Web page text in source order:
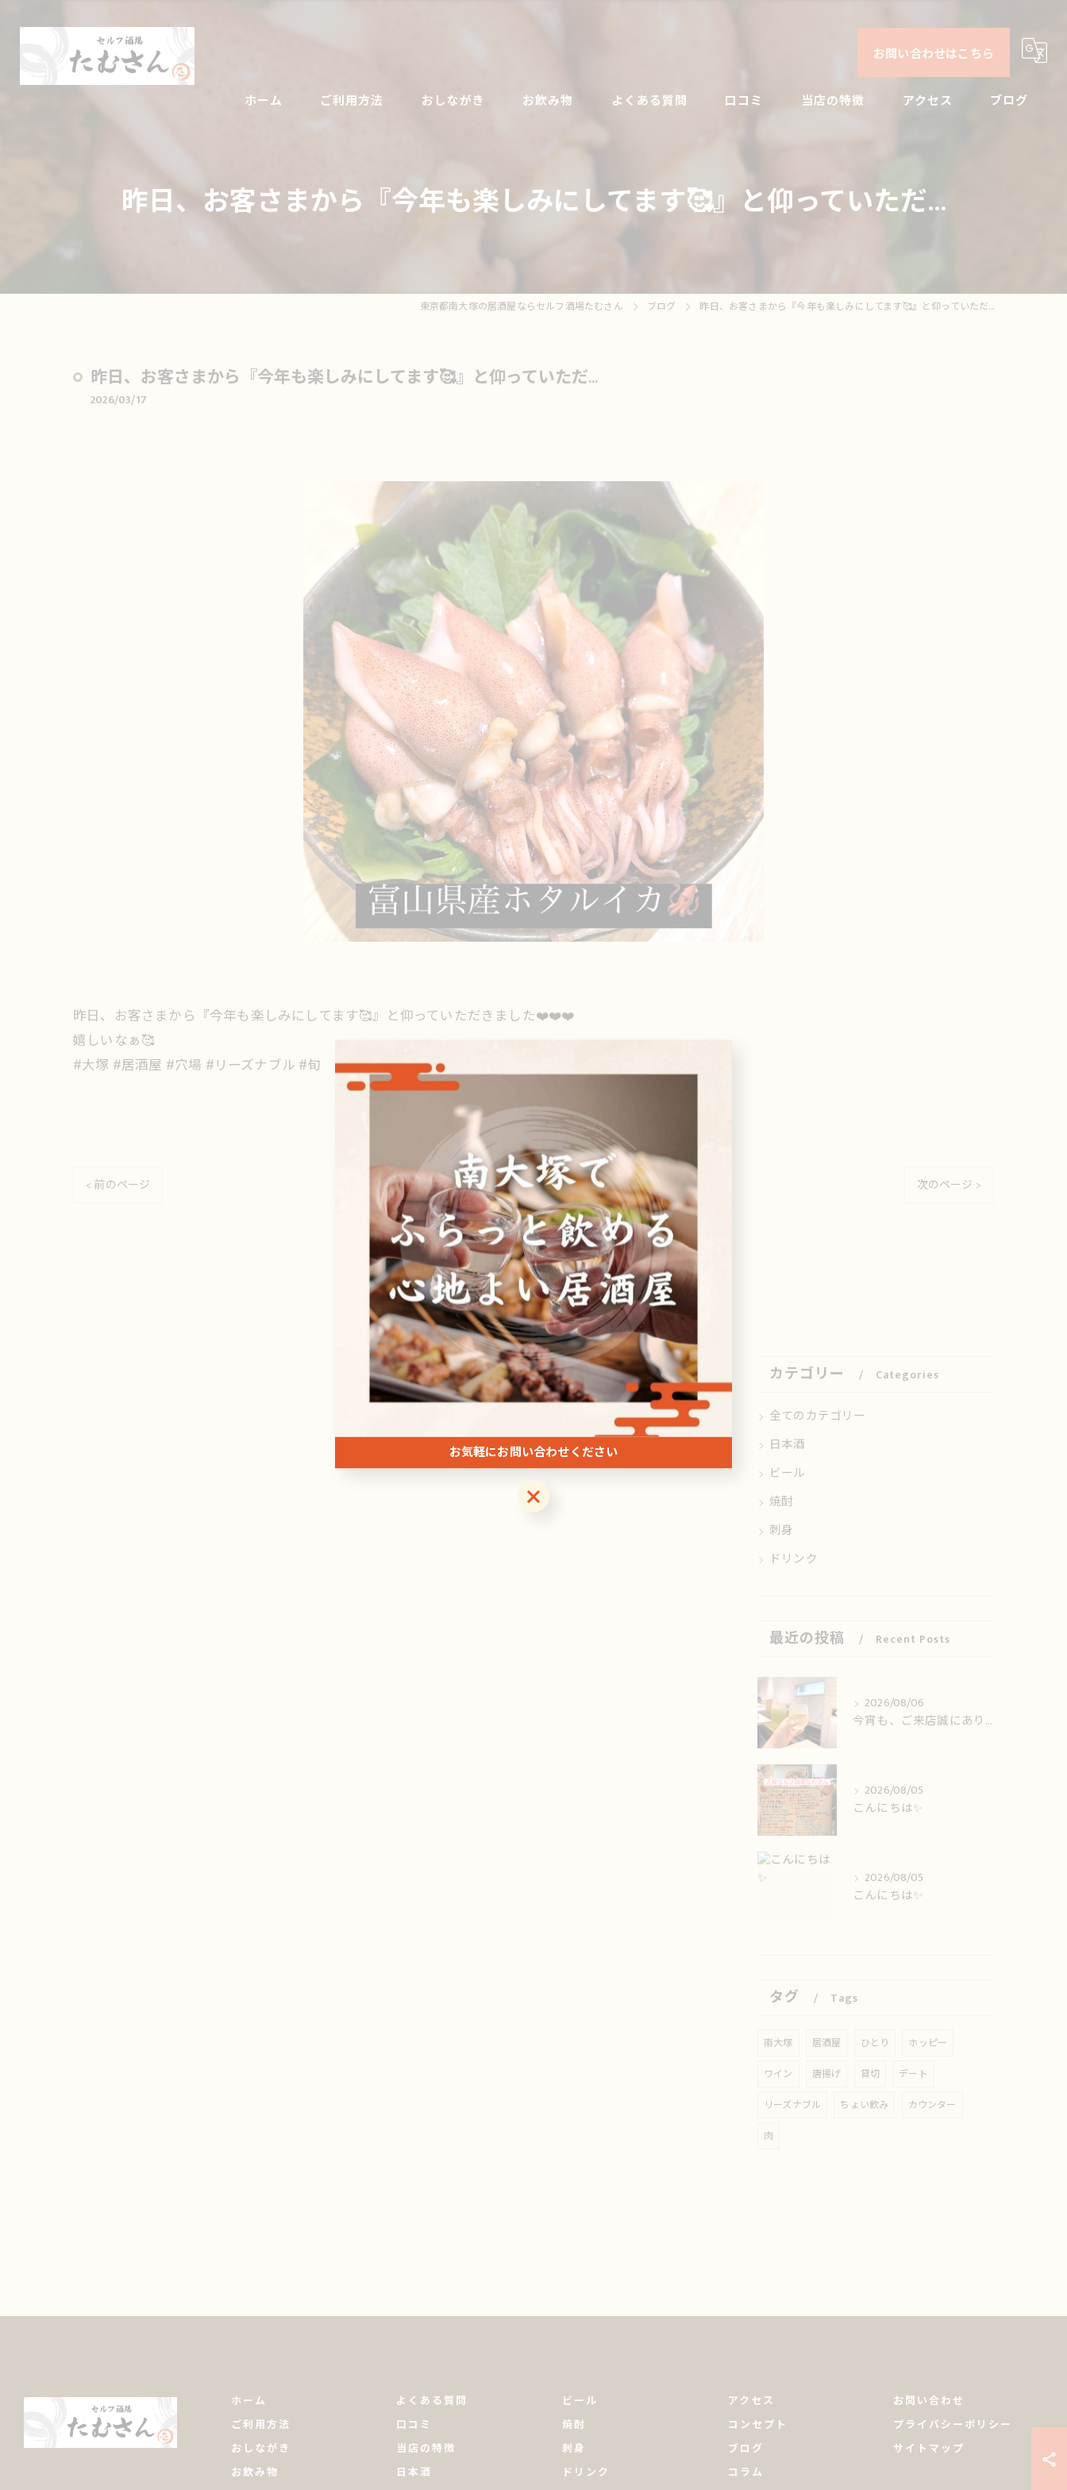
お問い合わせはこちら
ホーム ご利用方法 おしながき お飲み物 よくある質問 口コミ 当店の特徴
ビール
ドリンク
アクセス ブログ
昨日、お客さまから『今年も楽しみにしてます🥰』と仰っていただ...
東京都南大塚の居酒屋ならセルフ酒場たむさん ブログ 昨日、お客さまから『今年も楽しみにしてます🥰』と仰っていただ...
昨日、お客さまから『今年も楽しみにしてます🥰』と仰っていただ...
2026/03/17
昨日、お客さまから『今年も楽しみにしてます🥰』と仰っていただきました❤️❤️❤️
嬉しいなぁ🥰
#大塚 #居酒屋 #穴場 #リーズナブル #旬
< 前のページ 一覧に戻る 次のページ >
関連タグ
#居酒屋 #リーズナブル
カテゴリー Categories
全てのカテゴリー
日本酒
ビール
焼酎
刺身
ドリンク
最近の投稿 Recent Posts
2026/08/06
今宵も、ご来店誠にありがとうございました🙏
2026/08/05
こんにちは✨️
2026/08/05
こんにちは✨️
タグ Tags
南大塚 居酒屋 ひとり
ホッピー
ワイン
唐揚げ 貸切
デート
リーズナブル
ちょい飲み
カウンター
肉
ホーム
ご利用方法
おしながき
お飲み物
よくある質問
口コミ
当店の特徴
日本酒
ビール
焼酎
刺身
ドリンク
アクセス
コンセプト
ブログ
コラム
お問い合わせ
プライバシーポリシー
サイトマップ
お気軽にお問い合わせください
お気軽にお問い合わせください